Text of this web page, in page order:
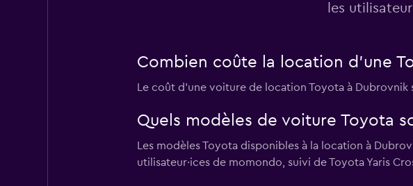
les
Combien coûte la location d'une
Le coût d'une voiture de location Toyota à
Quels modèles de voiture Toyota
Les modèles Toyota disponibles à la location à
utilisateur·ices de momondo, suivi de Toyota Yaris